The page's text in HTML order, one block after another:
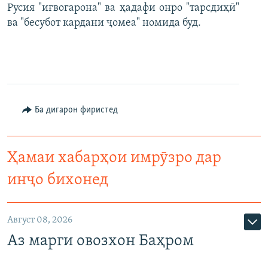
Русия "иғвогарона" ва ҳадафи онро "тарсдиҳӣ"
ва "бесубот кардани ҷомеа" номида буд.
Ба дигарон фиристед
Ҳамаи хабарҳои имрӯзро дар
инҷо бихонед
Август 08, 2026
Аз марги овозхон Баҳром